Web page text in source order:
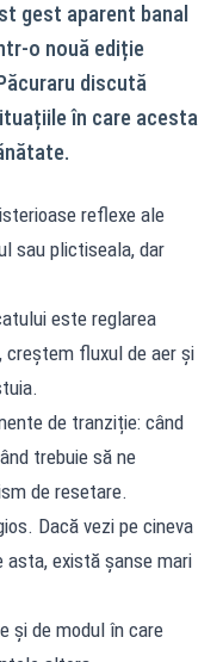
gest aparent banal
o nouă ediție
discută
în care acesta
reflexe ale
sau plictiseala, dar
este reglarea
creștem fluxul de aer și
de tranziție: când
trebuie să ne
de resetare.
Dacă vezi pe cineva
asta, există șanse mari
și de modul în care